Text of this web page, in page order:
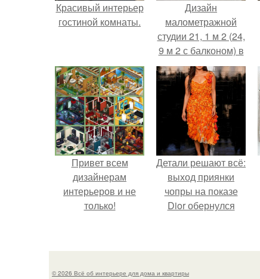
Красивый интерьер
гостиной комнаты.
Дизайн
малометражной
студии 21, 1 м 2 (24,
9 м 2 с балконом) в
Краснодаре.
Привет всем
дизайнерам
интерьеров и не
только!
Детали решают всё:
выход приянки
чопры на показе
Dior обернулся
пошива.
© 2026 Всё об интерьере для дома и квартиры